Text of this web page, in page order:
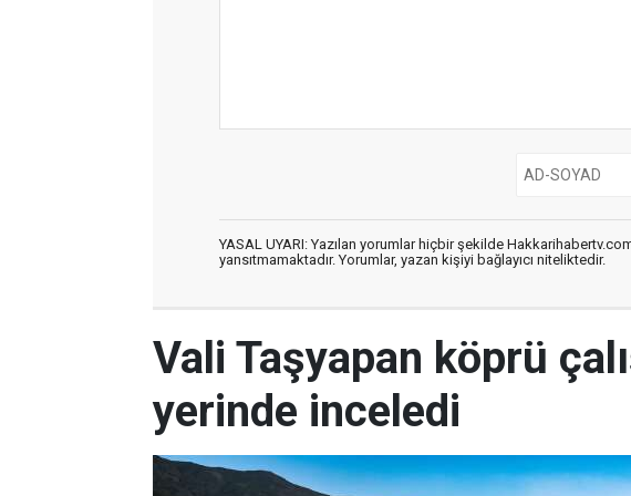
YASAL UYARI: Yazılan yorumlar hiçbir şekilde
yansıtmamaktadır. Yorumlar, yazan kişiyi bağlayıcı niteliktedir.
Vali Taşyapan köprü
yerinde inceledi